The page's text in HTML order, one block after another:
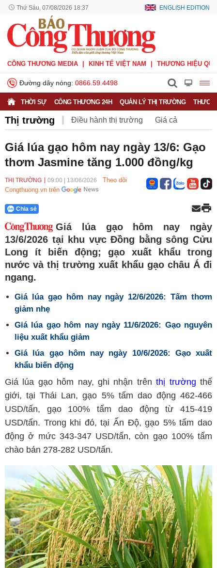
Thứ Sáu, 07/08/2026 18:37 ENGLISH EDITION
CÔNG THƯƠNG MEDIA KINH TẾ VIỆT NAM THƯƠNG HIỆU
Đường dây nóng: 0866.59.4498
THỜI SỰ CÔNG THƯƠNG 24H QUẢN LÝ THỊ TRƯỜNG
Thị trường Điều hành thị trường Giá cả
Giá lúa gạo hôm nay ngày 13/6: Gạo
thơm Jasmine tăng 1.000 đồng/kg
THỊ TRƯỜNG 09:00 13/06/2026
Theo dõi
Congthuong.vn trên
Chia sẻ
Giá lúa gạo hôm nay ngày
13/6/2026 tại khu vực Đồng bằng sông Cửu
Long ít biến động; gạo xuất khẩu trong
nước và thị trường xuất khẩu gạo châu Á đi
ngang.
Giá lúa gạo hôm nay ngày 12/6/2026: Tấm thơm
giảm nhẹ
Giá lúa gạo hôm nay ngày 11/6/2026: Gạo nguyên
liệu xuất khẩu giảm
Giá lúa gạo hôm nay ngày 10/6/2026: Gạo xuất
khẩu biến động
Giá lúa gạo hôm nay, ghi nhận trênthị trường thế
giới, tại Thái Lan, gạo 5% tấm dao động 462-466
USD/tấn, gạo 100% tấm dao động từ 415-419
USD/tấn. Trong khi đó, tại Ấn Độ, gạo 5% tấm dao
động ở mức 343-347 USD/tấn, còn gạo 100% tấm
chào bán 278-282 USD/tấn.